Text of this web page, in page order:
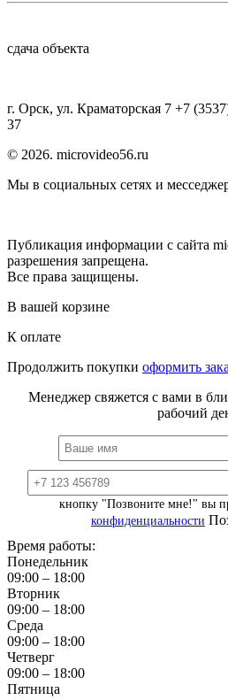
сдача объекта
г. Орск, ул. Краматорская 7 +7
37
© 2026. microvideo56.ru
Мы в социальных сетях и
Публикация информации с сайта
разрешения запрещена.
Все права защищены.
В вашей корзине
К оплате
Продолжить покупки оформить
Менеджер свяжется с вами в
рабочий
кнопку "Позвоните мне!" вы
конфиденциальности
Время работы:
Понедельник
09:00 – 18:00
Вторник
09:00 – 18:00
Среда
09:00 – 18:00
Четверг
09:00 – 18:00
Пятница